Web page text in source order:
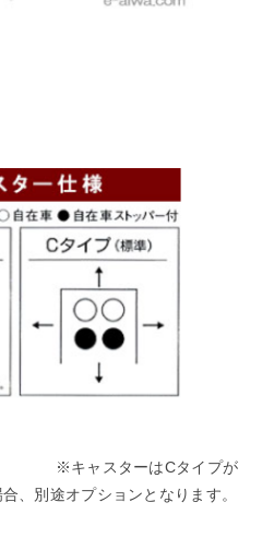
はCタイプが
、別途オプションとなります。